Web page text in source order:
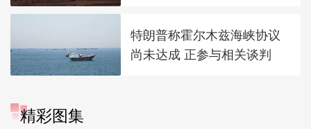
特朗普称霍尔木兹海峡协议
尚未达成 正参与相关谈判
精彩图集